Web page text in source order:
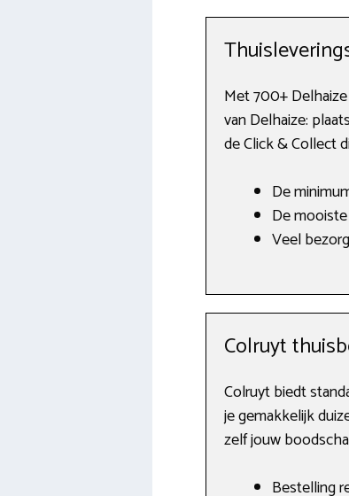
Met 700+
van Delhaize:
de Click & Collect
De
De
Veel
Colruyt
Colruyt biedt
je gemakkelijk
zelf jouw
Bestelling